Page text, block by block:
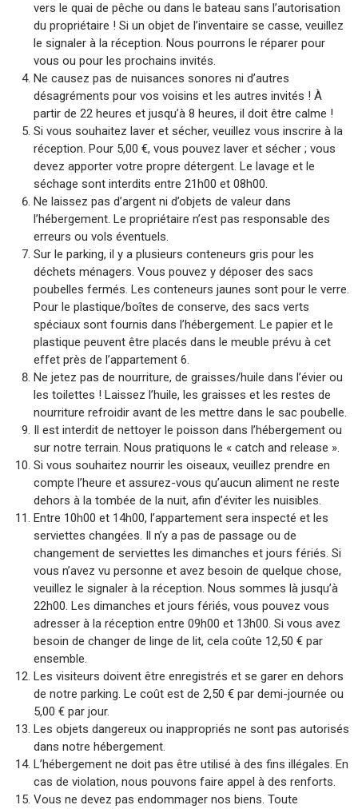
vers le quai de pêche ou dans le bateau sans l’autorisation
du propriétaire ! Si un objet de l’inventaire se casse, veuillez
le signaler à la réception. Nous pourrons le réparer pour
vous ou pour les prochains invités.
Ne causez pas de nuisances sonores ni d’autres
désagréments pour vos voisins et les autres invités ! À
partir de 22 heures et jusqu’à 8 heures, il doit être calme !
Si vous souhaitez laver et sécher, veuillez vous inscrire à la
réception. Pour 5,00 €, vous pouvez laver et sécher ; vous
devez apporter votre propre détergent. Le lavage et le
séchage sont interdits entre 21h00 et 08h00.
Ne laissez pas d’argent ni d’objets de valeur dans
l’hébergement. Le propriétaire n’est pas responsable des
erreurs ou vols éventuels.
Sur le parking, il y a plusieurs conteneurs gris pour les
déchets ménagers. Vous pouvez y déposer des sacs
poubelles fermés. Les conteneurs jaunes sont pour le verre.
Pour le plastique/boîtes de conserve, des sacs verts
spéciaux sont fournis dans l’hébergement. Le papier et le
plastique peuvent être placés dans le meuble prévu à cet
effet près de l’appartement 6.
Ne jetez pas de nourriture, de graisses/huile dans l’évier ou
les toilettes ! Laissez l’huile, les graisses et les restes de
nourriture refroidir avant de les mettre dans le sac poubelle.
Il est interdit de nettoyer le poisson dans l’hébergement ou
sur notre terrain. Nous pratiquons le « catch and release ».
Si vous souhaitez nourrir les oiseaux, veuillez prendre en
compte l’heure et assurez-vous qu’aucun aliment ne reste
dehors à la tombée de la nuit, afin d’éviter les nuisibles.
Entre 10h00 et 14h00, l’appartement sera inspecté et les
serviettes changées. Il n’y a pas de passage ou de
changement de serviettes les dimanches et jours fériés. Si
vous n’avez vu personne et avez besoin de quelque chose,
veuillez le signaler à la réception. Nous sommes là jusqu’à
22h00. Les dimanches et jours fériés, vous pouvez vous
adresser à la réception entre 09h00 et 13h00. Si vous avez
besoin de changer de linge de lit, cela coûte 12,50 € par
ensemble.
Les visiteurs doivent être enregistrés et se garer en dehors
de notre parking. Le coût est de 2,50 € par demi-journée ou
5,00 € par jour.
Les objets dangereux ou inappropriés ne sont pas autorisés
dans notre hébergement.
L’hébergement ne doit pas être utilisé à des fins illégales. En
cas de violation, nous pouvons faire appel à des renforts.
Vous ne devez pas endommager nos biens. Toute